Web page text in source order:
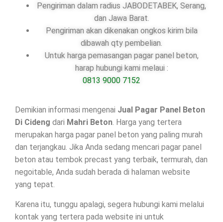
Pengiriman dalam radius JABODETABEK, Serang,
dan Jawa Barat.
Pengiriman akan dikenakan ongkos kirim bila
dibawah qty pembelian.
Untuk harga pemasangan pagar panel beton,
harap hubungi kami melaui :
0813 9000 7152
Demikian informasi mengenai Jual Pagar Panel Beton
Di Cideng dari Mahri Beton. Harga yang tertera
merupakan harga pagar panel beton yang paling murah
dan terjangkau. Jika Anda sedang mencari pagar panel
beton atau tembok precast yang terbaik, termurah, dan
negoitable, Anda sudah berada di halaman website
yang tepat.
Karena itu, tunggu apalagi, segera hubungi kami melalui
kontak yang tertera pada website ini untuk